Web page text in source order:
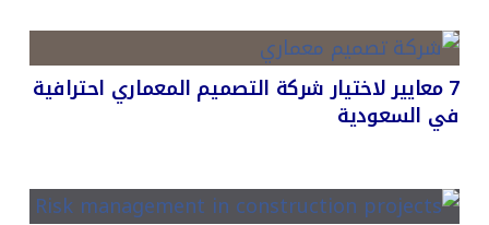
7 معايير لاختيار شركة التصميم المعماري احترافية
في السعودية